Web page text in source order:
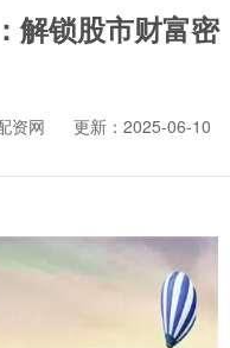
解锁股市财富密
资网
更新：2025-06-10